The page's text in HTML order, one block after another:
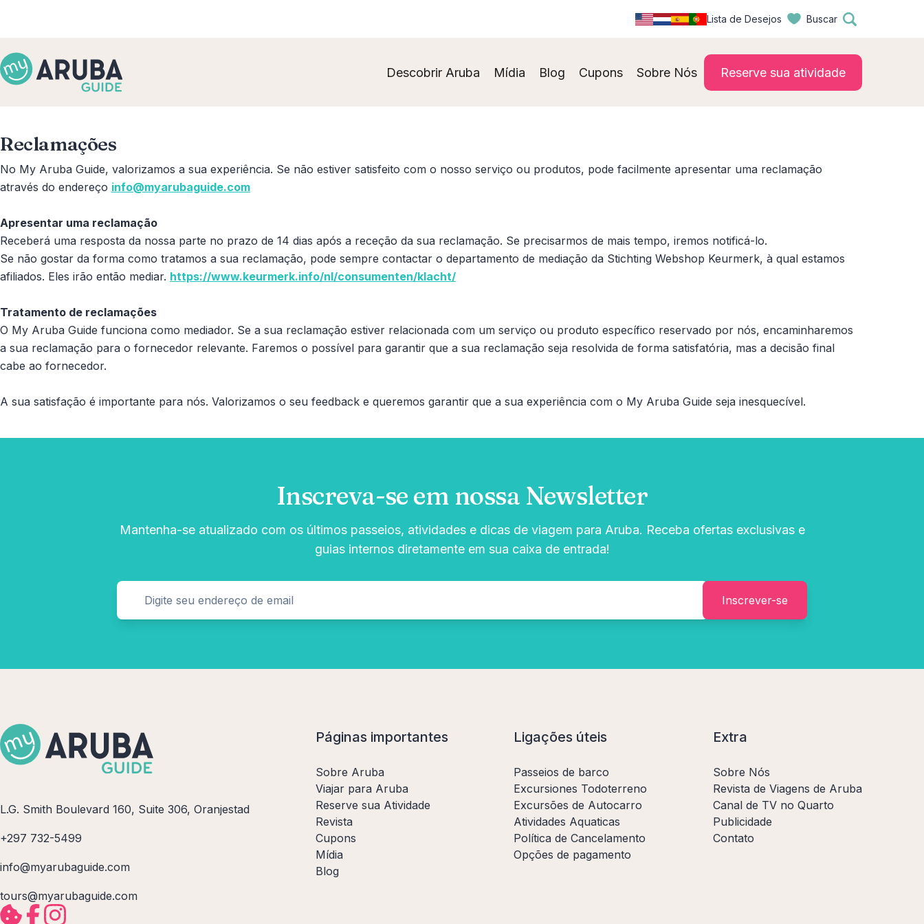
Lista de Desejos Buscar
Descobrir Aruba Mídia Blog Cupons Sobre Nós Reserve sua atividade
Reclamações
No My Aruba Guide, valorizamos a sua experiência. Se não estiver satisfeito com o nosso serviço ou produtos, pode facilmente apresentar uma reclamação
através do endereço info@myarubaguide.com
Apresentar uma reclamação
Receberá uma resposta da nossa parte no prazo de 14 dias após a receção da sua reclamação. Se precisarmos de mais tempo, iremos notificá-lo.
Se não gostar da forma como tratamos a sua reclamação, pode sempre contactar o departamento de mediação da Stichting Webshop Keurmerk, à qual estamos
afiliados. Eles irão então mediar. https://www.keurmerk.info/nl/consumenten/klacht/
Tratamento de reclamações
O My Aruba Guide funciona como mediador. Se a sua reclamação estiver relacionada com um serviço ou produto específico reservado por nós, encaminharemos
a sua reclamação para o fornecedor relevante. Faremos o possível para garantir que a sua reclamação seja resolvida de forma satisfatória, mas a decisão final
cabe ao fornecedor.
A sua satisfação é importante para nós. Valorizamos o seu feedback e queremos garantir que a sua experiência com o My Aruba Guide seja inesquecível.
Inscreva-se em nossa Newsletter
Mantenha-se atualizado com os últimos passeios, atividades e dicas de viagem para Aruba. Receba ofertas exclusivas e
guias internos diretamente em sua caixa de entrada!
Inscrever-se
L.G. Smith Boulevard 160, Suite 306, Oranjestad
+297 732-5499
info@myarubaguide.com
tours@myarubaguide.com
Páginas importantes
Sobre Aruba
Viajar para Aruba
Reserve sua Atividade
Revista
Cupons
Mídia
Blog
Ligações úteis
Passeios de barco
Excursiones Todoterreno
Excursões de Autocarro
Atividades Aquaticas
Política de Cancelamento
Opções de pagamento
Extra
Sobre Nós
Revista de Viagens de Aruba
Canal de TV no Quarto
Publicidade
Contato